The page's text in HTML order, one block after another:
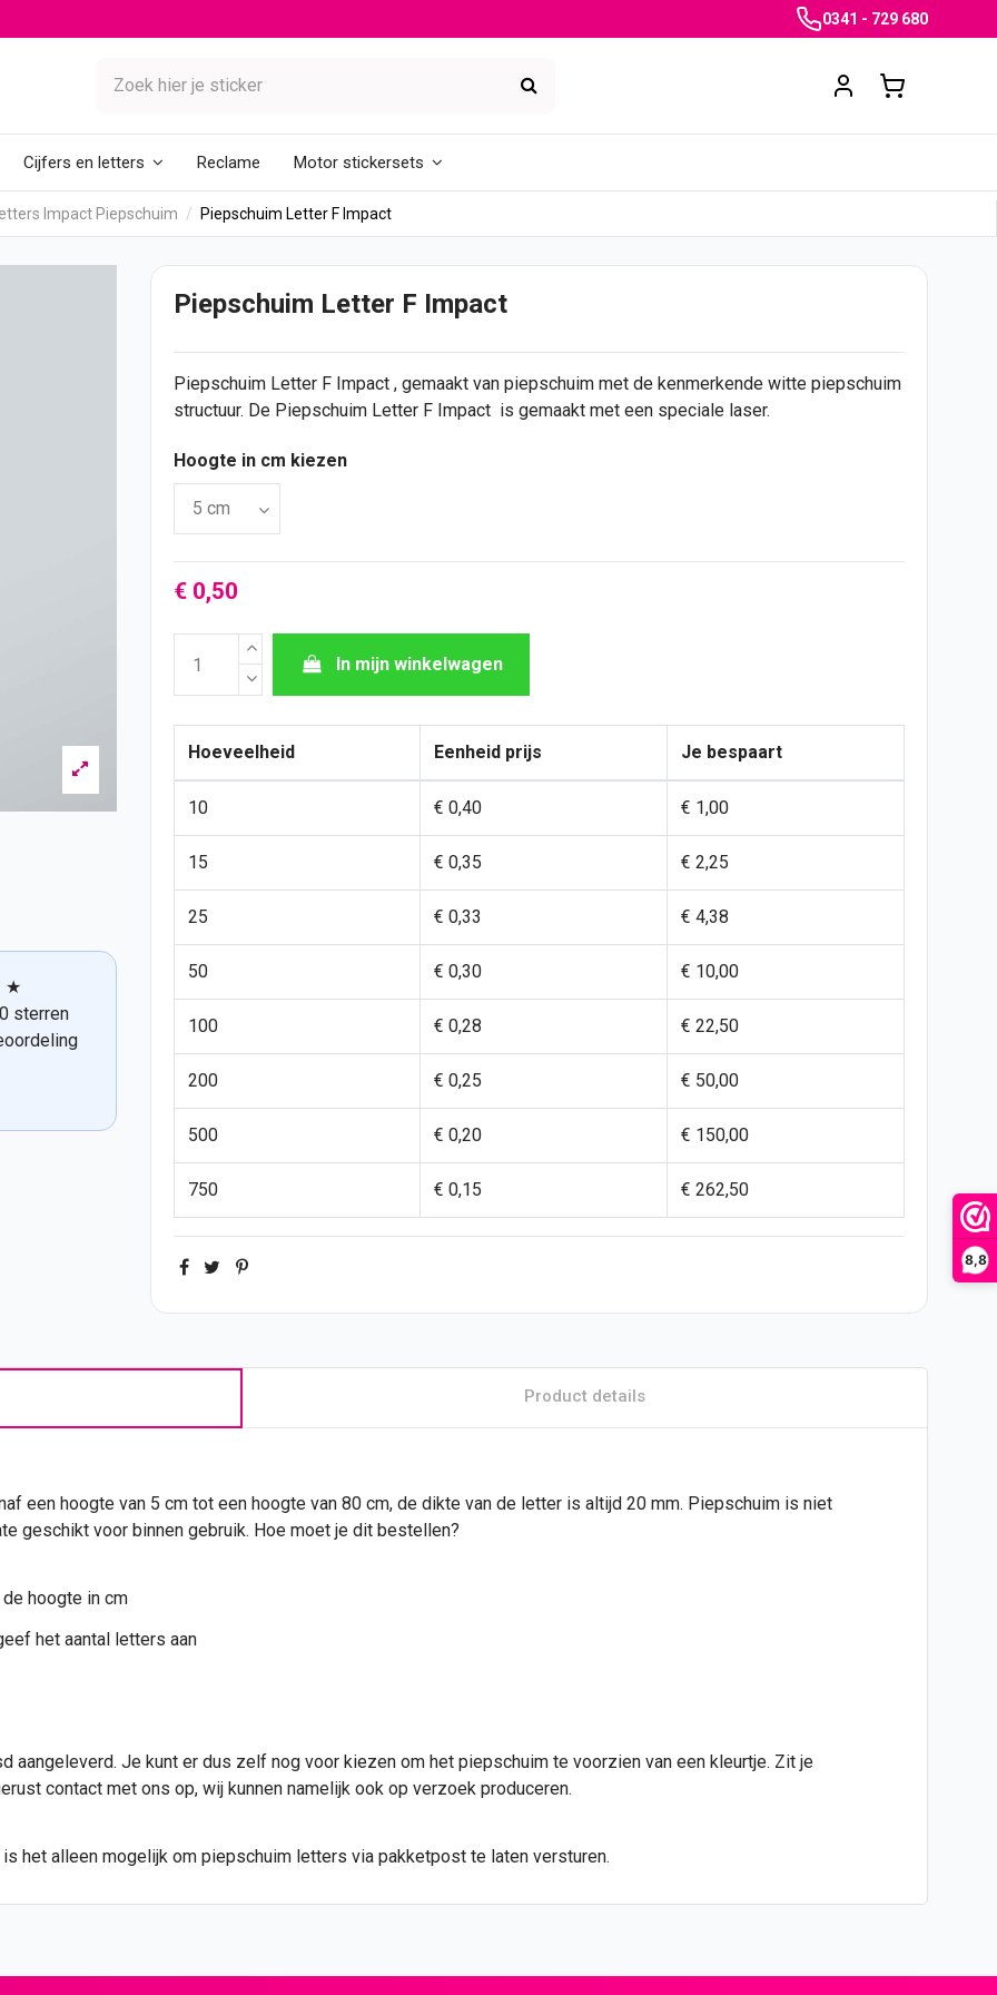
8,8
0341 - 729 680
Cijfers en letters Reclame Motor stickersets
Impact Piepschuim Piepschuim Letter F Impact
★
sterren
Piepschuim Letter F Impact
Piepschuim Letter F Impact , gemaakt van piepschuim met de kenmerkende witte piepschuim
structuur. De Piepschuim Letter F Impact is gemaakt met een speciale laser.
Hoogte in cm kiezen
€ 0,50
In mijn winkelwagen
Hoeveelheid Eenheid prijs Je bespaart
10 € 0,40 € 1,00
15 € 0,35 € 2,25
25 € 0,33 € 4,38
50 € 0,30 € 10,00
100 € 0,28 € 22,50
200 € 0,25 € 50,00
500 € 0,20 € 150,00
750 € 0,15 € 262,50
Product details
een hoogte van 5 cm tot een hoogte van 80 cm, de dikte van de letter is altijd 20 mm. Piepschuim is niet
geschikt voor binnen gebruik. Hoe moet je dit bestellen?
hoogte in cm
het aantal letters aan
Je kunt er dus zelf nog voor kiezen om het piepschuim te voorzien van een kleurtje. Zit je
contact met ons op, wij kunnen namelijk ook op verzoek produceren.
het alleen mogelijk om piepschuim letters via pakketpost te laten versturen.